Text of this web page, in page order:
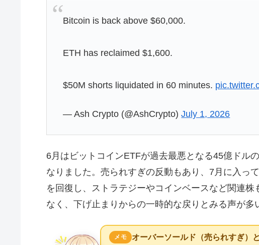
Bitcoin is back above $60,000.
ETH has reclaimed $1,600.
$50M shorts liquidated in 60 minutes.
— Ash Crypto (@AshCrypto)July 1, 2026
6月はビットコインETFが過去最悪となる45億ドル
なりました。売られすぎの反動もあり、7月に入っ
を回復し、ストラテジーやコインベースなど関連
なく、下げ止まりからの一時的な戻りとみる声が多
メモ オーバーソールド（売られすぎ）